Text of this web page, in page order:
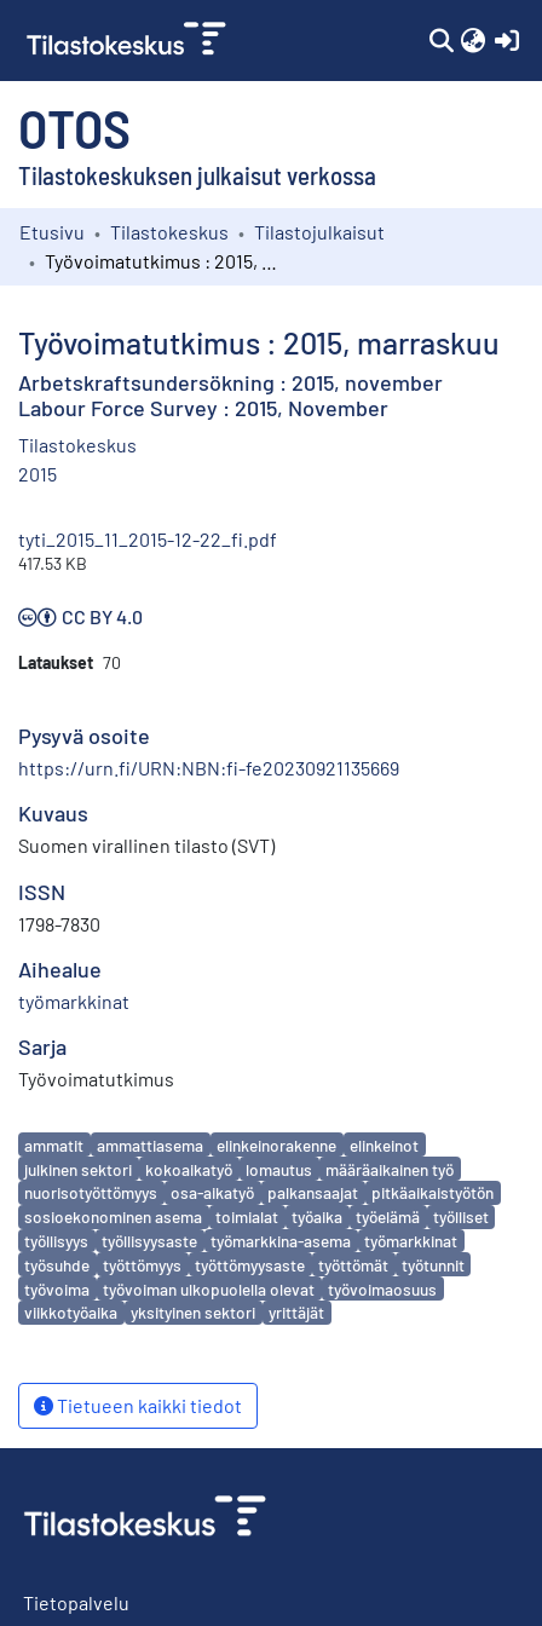
OTOS
Tilastokeskuksen julkaisut verkossa
Kokoelmat
Etusivu Tilastokeskus
Tilastojulkaisut
Työvoimatutkimus : 2015, marraskuu
Arbetskraftsundersökning : 2015, november
Labour Force Survey : 2015, November
Tilastokeskus
2015
tyti_2015_11_2015-12-22_fi.pdf
417.53 KB
CC BY 4.0
Lataukset 70
Pysyvä osoite
https://urn.fi/URN:NBN:fi-fe20230921135669
Kuvaus
Suomen virallinen tilasto (SVT)
ISSN
1798-7830
Aihealue
työmarkkinat
Sarja
Työvoimatutkimus
Avainsanat
ammatit ammattiasema elinkeinorakenne
elinkeinot
julkinen sektori
kokoaikatyö lomautus
määräaikainen työ
nuorisotyöttömyys
osa-aikatyö palkansaajat
pitkäaikaistyötön
sosioekonominen asema
toimialat työaika työelämä
työlliset
työllisyys
työllisyysaste työmarkkina-asema
työmarkkinat
työsuhde
työttömyys työttömyysaste työttömät
työtunnit
työvoima
työvoiman ulkopuolella olevat
työvoimaosuus
viikkotyöaika
yksityinen sektori yrittäjät
Tietueen kaikki tiedot
Tietopalvelu